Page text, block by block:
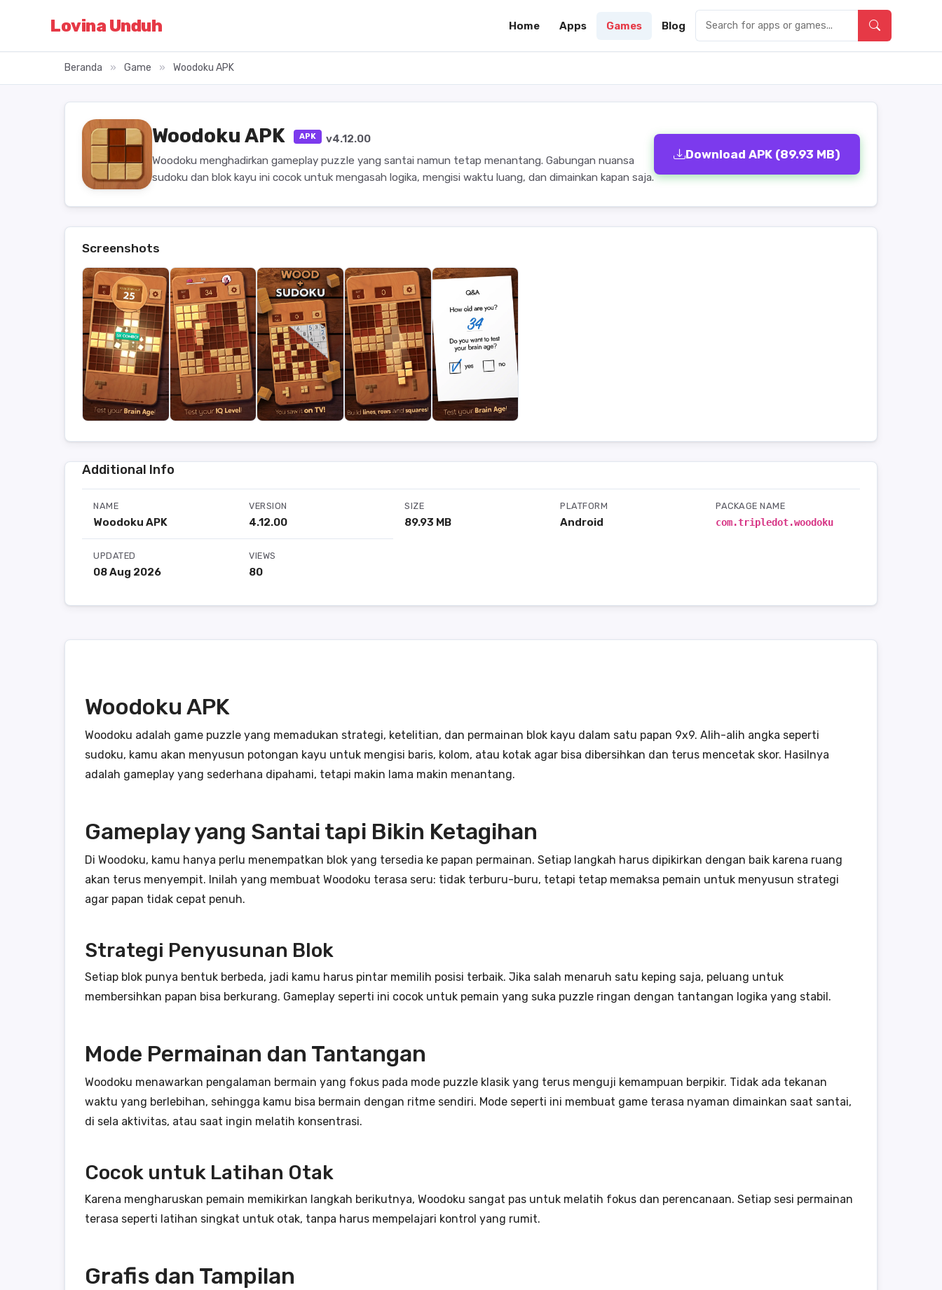
Lovina Unduh Home Apps Games Blog
Beranda » Game » Woodoku APK
Woodoku APK APK
v4.12.00
Woodoku menghadirkan gameplay puzzle yang santai namun tetap menantang. Gabungan nuansa
sudoku dan blok kayu ini cocok untuk mengasah logika, mengisi waktu luang, dan dimainkan kapan saja.
Download APK (89.93 MB)
Screenshots
Additional Info
NAME
Woodoku APK
VERSION
4.12.00
SIZE
89.93 MB
PLATFORM
Android
PACKAGE NAME
com.tripledot.woodoku
UPDATED
08 Aug 2026
VIEWS
80
Woodoku APK
Woodoku adalah game puzzle yang memadukan strategi, ketelitian, dan permainan blok kayu dalam satu papan 9x9. Alih-alih angka seperti
sudoku, kamu akan menyusun potongan kayu untuk mengisi baris, kolom, atau kotak agar bisa dibersihkan dan terus mencetak skor. Hasilnya
adalah gameplay yang sederhana dipahami, tetapi makin lama makin menantang.
Gameplay yang Santai tapi Bikin Ketagihan
Di Woodoku, kamu hanya perlu menempatkan blok yang tersedia ke papan permainan. Setiap langkah harus dipikirkan dengan baik karena ruang
akan terus menyempit. Inilah yang membuat Woodoku terasa seru: tidak terburu-buru, tetapi tetap memaksa pemain untuk menyusun strategi
agar papan tidak cepat penuh.
Strategi Penyusunan Blok
Setiap blok punya bentuk berbeda, jadi kamu harus pintar memilih posisi terbaik. Jika salah menaruh satu keping saja, peluang untuk
membersihkan papan bisa berkurang. Gameplay seperti ini cocok untuk pemain yang suka puzzle ringan dengan tantangan logika yang stabil.
Mode Permainan dan Tantangan
Woodoku menawarkan pengalaman bermain yang fokus pada mode puzzle klasik yang terus menguji kemampuan berpikir. Tidak ada tekanan
waktu yang berlebihan, sehingga kamu bisa bermain dengan ritme sendiri. Mode seperti ini membuat game terasa nyaman dimainkan saat santai,
di sela aktivitas, atau saat ingin melatih konsentrasi.
Cocok untuk Latihan Otak
Karena mengharuskan pemain memikirkan langkah berikutnya, Woodoku sangat pas untuk melatih fokus dan perencanaan. Setiap sesi permainan
terasa seperti latihan singkat untuk otak, tanpa harus mempelajari kontrol yang rumit.
Grafis dan Tampilan